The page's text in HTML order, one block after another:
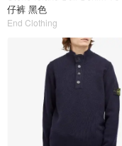
仔裤 黑色
End Clothing